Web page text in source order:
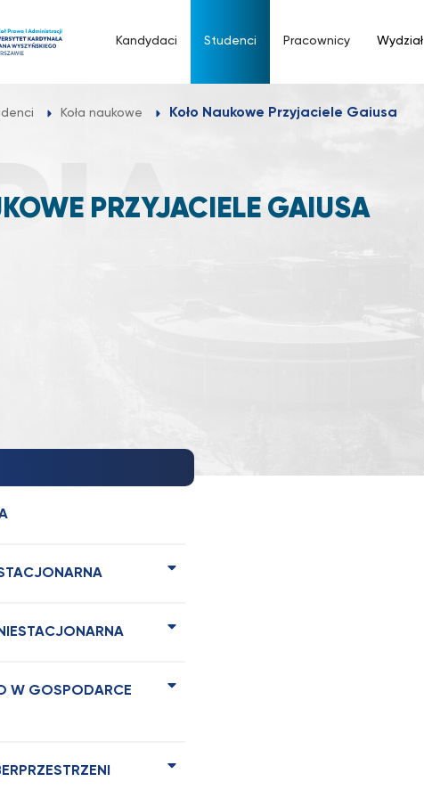
Kandydaci Studenci Pracownicy Wydział
Koła naukowe Koło Naukowe Przyjaciele Gaiusa
PRZYJACIELE GAIUSA
W GOSPODARCE